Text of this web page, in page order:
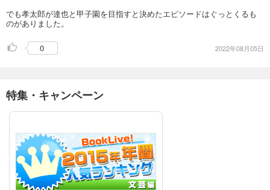
でも孝太郎が達也と甲子園を目指すと決めたエピソードはぐっとくるも
のがありました。
0 2022年08月05日
特集・キャンペーン